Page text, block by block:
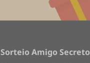
Sorteio Amigo Secreto